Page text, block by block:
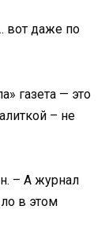
вот даже по
газета — это
– не
– А журнал
в этом